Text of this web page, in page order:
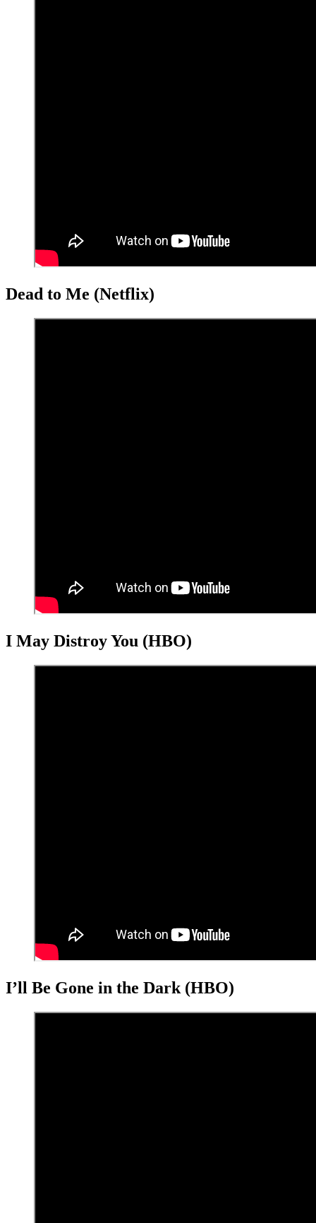
Dead to Me (Netflix)
I May Distroy You (HBO)
I’ll Be Gone in the Dark (HBO)